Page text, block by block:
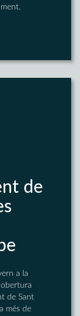
de
a la
de Sant
més de